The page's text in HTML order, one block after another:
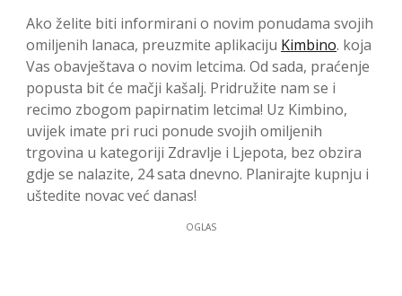
Ako želite biti informirani o novim ponudama svojih
omiljenih lanaca, preuzmite aplikaciju Kimbino. koja
Vas obavještava o novim letcima. Od sada, praćenje
popusta bit će mačji kašalj. Pridružite nam se i
recimo zbogom papirnatim letcima! Uz Kimbino,
uvijek imate pri ruci ponude svojih omiljenih
trgovina u kategoriji Zdravlje i Ljepota, bez obzira
gdje se nalazite, 24 sata dnevno. Planirajte kupnju i
uštedite novac već danas!
OGLAS